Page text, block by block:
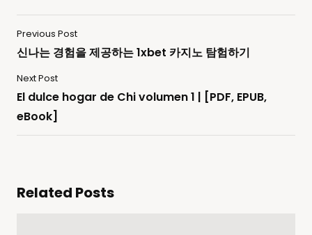
Previous Post
신나는 경험을 제공하는 1xbet 카지노 탐험하기
Next Post
El dulce hogar de Chi volumen 1 | [PDF, EPUB,
eBook]
Related Posts